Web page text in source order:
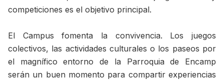
competiciones es el objetivo principal.
El Campus fomenta la convivencia. Los juegos
colectivos, las actividades culturales o los paseos por
el magnífico entorno de la Parroquia de Encamp
serán un buen momento para compartir experiencias